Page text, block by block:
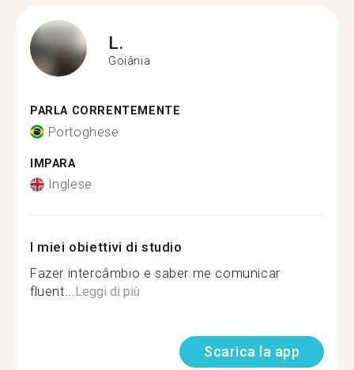
L.
Goiânia
PARLA CORRENTEMENTE
Portoghese
IMPARA
Inglese
I miei obiettivi di studio
Fazer intercâmbio e saber me comunicar
fluent...Leggi di più
Scarica la app